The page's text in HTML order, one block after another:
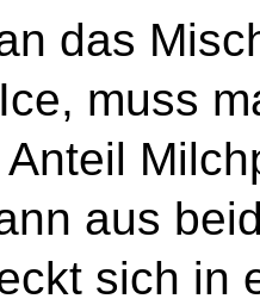
das
muss
aus
sich in